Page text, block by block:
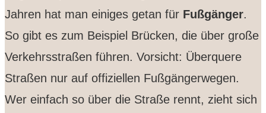
Jahren hat man einiges getan für Fußgänger.
So gibt es zum Beispiel Brücken, die über große
Verkehrsstraßen führen. Vorsicht: Überquere
Straßen nur auf offiziellen Fußgängerwegen.
Wer einfach so über die Straße rennt, zieht sich